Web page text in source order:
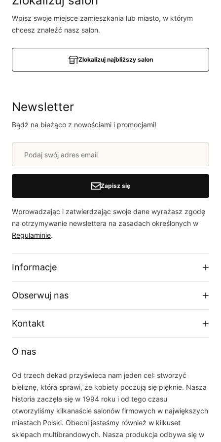
Powiadomienie
Wpisz swoje miejsce zamieszkania lub miasto, w którym
chcesz znaleźć nasz salon.
Zlokalizuj najbliższy salon
Newsletter
Bądź na bieżąco z nowościami i promocjami!
Zapisz się
Wprowadzając i zatwierdzając swoje dane wyrażasz zgodę
na otrzymywanie newslettera na zasadach określonych w
Regulaminie.
Informacje
Regulamin sklepu
Polityka prywatności
O firmie
Tabela rozmiarów
Obserwuj nas
Facebook
Kontakt
Telefon
Email
sklep(at)dalia.pl
Nasz zespół obsługi klienta jest do Państwa dyspozycji w dni robocze w
godzinach 8.00 - 16.00
O nas
Od trzech dekad przyświeca nam jeden cel: stworzyć
bieliznę, która sprawi, że kobiety poczują się pięknie. Nasza
historia zaczęła się w 1994 roku i od tego czasu
otworzyliśmy kilkanaście salonów firmowych w największych
miastach Polski. Obecni jesteśmy również w kilkuset
sklepach multibrandowych. Nasza produkcja odbywa się w